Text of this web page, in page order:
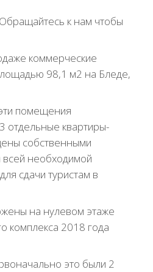
к нам чтобы
коммерческие
98,1 м2 на Бледе,
помещения
отдельные квартиры-
собственными
всей необходимой
сдачи туристам в
на нулевом этаже
комплекса 2018 года
это были 2